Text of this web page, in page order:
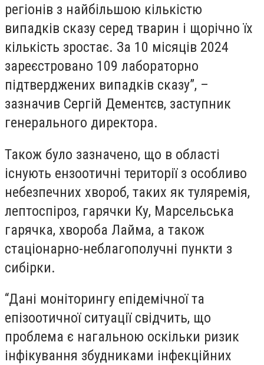
регіонів з найбільшою кількістю
випадків сказу серед тварин і щорічно їх
кількість зростає. За 10 місяців 2024
зареєстровано 109 лабораторно
підтверджених випадків сказу”, –
зазначив Сергій Дементєв, заступник
генерального директора.
Також було зазначено, що в області
існують ензоотичні території з особливо
небезпечних хвороб, таких як туляремія,
лептоспіроз, гарячки Ку, Марсельська
гарячка, хвороба Лайма, а також
стаціонарно-неблагополучні пункти з
сибірки.
“Дані моніторингу епідемічної та
епізоотичної ситуації свідчить, що
проблема є нагальною оскільки ризик
інфікування збудниками інфекційних